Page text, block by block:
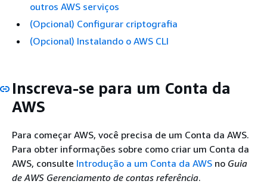
outros AWS serviços
(Opcional) Configurar criptografia
(Opcional) Instalando o AWS CLI
Inscreva-se para um Conta da
AWS
Para começar AWS, você precisa de um Conta da AWS.
Para obter informações sobre como criar um Conta da
AWS, consulte Introdução a um Conta da AWS no Guia
de AWS Gerenciamento de contas referência.